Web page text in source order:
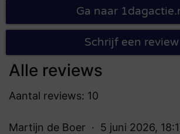
Ga naar
Schrijf een review
Alle reviews
Aantal reviews: 10
Martijn de Boer 5 juni 2026,